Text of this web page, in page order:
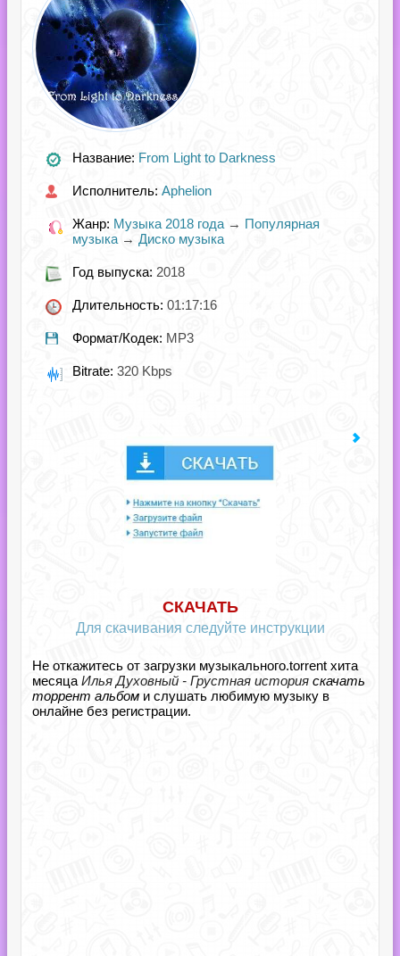
Название: From Light to Darkness
Исполнитель: Aphelion
Жанр: Музыка 2018 года → Популярная
музыка → Диско музыка
Год выпуска: 2018
Длительность: 01:17:16
Формат/Кодек: MP3
Bitrate: 320 Kbps
СКАЧАТЬ
Для скачивания следуйте инструкции
Не откажитесь от загрузки музыкального.torrent хита
месяца Илья Духовный - Грустная история скачать
торрент альбом и слушать любимую музыку в
онлайне без регистрации.